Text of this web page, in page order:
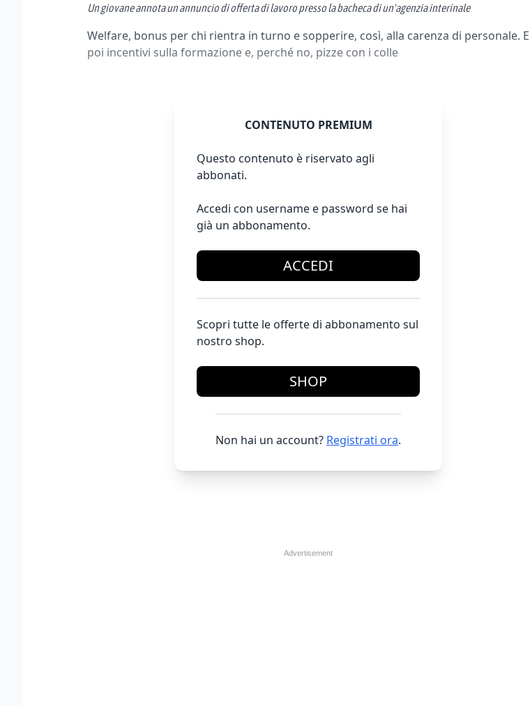
Un giovane annota un annuncio di offerta di lavoro presso la bacheca di un'agenzia interinale
Welfare, bonus per chi rientra in turno e sopperire, così, alla carenza di personale. E
poi incentivi sulla formazione e, perché no, pizze con i colle
CONTENUTO PREMIUM
Questo contenuto è riservato agli
abbonati.
Accedi con username e password se hai
già un abbonamento.
ACCEDI
Scopri tutte le offerte di abbonamento sul
nostro shop.
SHOP
Non hai un account? Registrati ora.